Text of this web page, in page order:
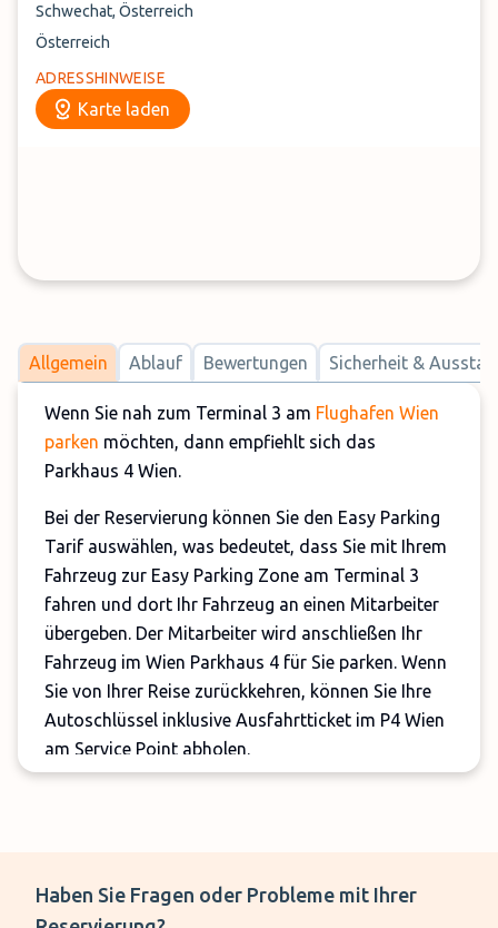
Schwechat, Österreich
Österreich
ADRESSHINWEISE
Karte laden
Allgemein Ablauf Bewertungen Sicherheit &
Wenn Sie nah zum Terminal 3 am Flughafen Wien
parken möchten, dann empfiehlt sich das
Parkhaus 4 Wien.
Bei der Reservierung können Sie den Easy Parking
Tarif auswählen, was bedeutet, dass Sie mit Ihrem
Fahrzeug zur Easy Parking Zone am Terminal 3
fahren und dort Ihr Fahrzeug an einen Mitarbeiter
übergeben. Der Mitarbeiter wird anschließen Ihr
Fahrzeug im Wien Parkhaus 4 für Sie parken. Wenn
Sie von Ihrer Reise zurückkehren, können Sie Ihre
Autoschlüssel inklusive Ausfahrtticket im P4 Wien
am Service Point abholen.
überschritten werden. Zudem finden Sie
Behindertenparkplätze und Stellplätze für
Haben Sie Fragen oder Probleme mit Ihrer